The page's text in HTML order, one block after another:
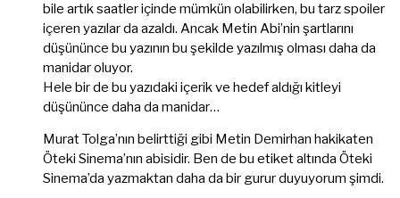
bile artık saatler içinde mümkün olabilirken, bu tarz spoiler
içeren yazılar da azaldı. Ancak Metin Abi’nin şartlarını
düşününce bu yazının bu şekilde yazılmış olması daha da
manidar oluyor.
Hele bir de bu yazıdaki içerik ve hedef aldığı kitleyi
düşününce daha da manidar…
Murat Tolga’nın belirttiği gibi Metin Demirhan hakikaten
Öteki Sinema’nın abisidir. Ben de bu etiket altında Öteki
Sinema’da yazmaktan daha da bir gurur duyuyorum şimdi.